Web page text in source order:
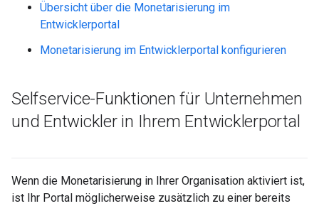
Übersicht über die Monetarisierung im
Entwicklerportal
Monetarisierung im Entwicklerportal konfigurieren
Selfservice-Funktionen für Unternehmen
und Entwickler in Ihrem Entwicklerportal
Wenn die Monetarisierung in Ihrer Organisation aktiviert ist,
ist Ihr Portal möglicherweise zusätzlich zu einer bereits